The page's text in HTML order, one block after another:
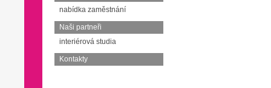
nabídka zaměstnání
Naši partneři
interiérová studia
Kontakty